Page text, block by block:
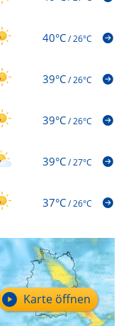
40°C/26°C
39°C/26°C
39°C/26°C
39°C/27°C
37°C/26°C
Karte öffnen